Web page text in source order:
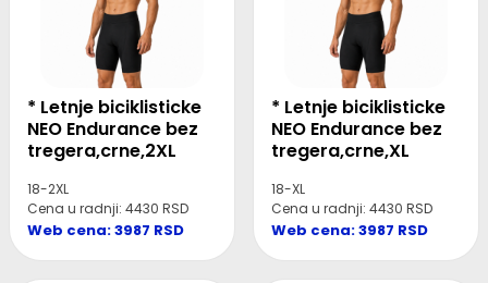
* Letnje biciklisticke
NEO Endurance bez
tregera,crne,2XL
18-2XL
Cena u radnji: 4430 RSD
Web cena: 3987 RSD
* Letnje biciklisticke
NEO Endurance bez
tregera,crne,XL
18-XL
Cena u radnji: 4430 RSD
Web cena: 3987 RSD